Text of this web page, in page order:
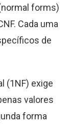
forms)
Cada uma
de
(1NF) exige
valores
forma